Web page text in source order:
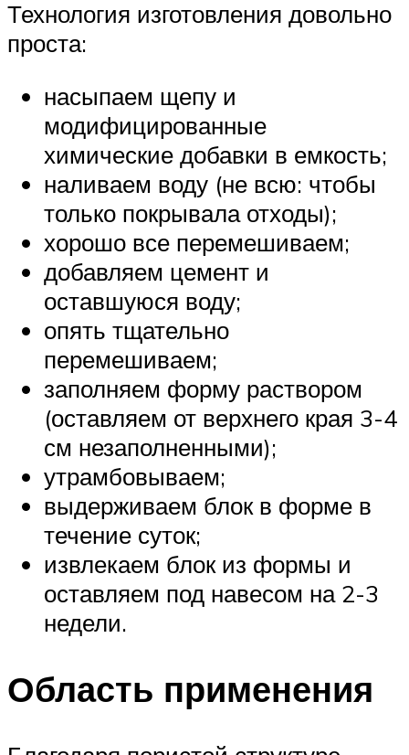
Технология изготовления довольно
проста:
насыпаем щепу и
модифицированные
химические добавки в емкость;
наливаем воду (не всю: чтобы
только покрывала отходы);
хорошо все перемешиваем;
добавляем цемент и
оставшуюся воду;
опять тщательно
перемешиваем;
заполняем форму раствором
(оставляем от верхнего края 3-4
см незаполненными);
утрамбовываем;
выдерживаем блок в форме в
течение суток;
извлекаем блок из формы и
оставляем под навесом на 2-3
недели.
Область применения